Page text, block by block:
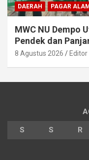
DAERAH PAGAR ALAM
MWC NU Dempo
Pendek dan
8 Agustus 2026 Editor
S S R